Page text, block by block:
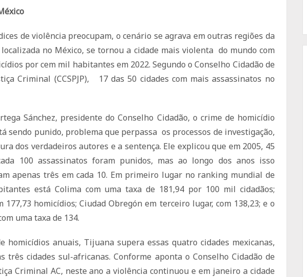
de violência preocupam, o cenário se agrava em outras regiões da
no México, se tornou a cidade mais violenta do mundo com
por cem mil habitantes em 2022. Segundo o Conselho Cidadão de
Criminal (CCSPJP), 17 das 50 cidades com mais assassinatos no
Sánchez, presidente do Conselho Cidadão, o crime de homicídio
sendo punido, problema que perpassa os processos de investigação,
dos verdadeiros autores e a sentença. Ele explicou que em 2005, 45
100 assassinatos foram punidos, mas ao longo dos anos isso
apenas três em cada 10. Em primeiro lugar no ranking mundial de
está Colima com uma taxa de 181,94 por 100 mil cidadãos;
177,73 homicídios; Ciudad Obregón em terceiro lugar, com 138,23; e o
uma taxa de 134.
homicídios anuais, Tijuana supera essas quatro cidades mexicanas,
três cidades sul-africanas. Conforme aponta o Conselho Cidadão de
Criminal AC, neste ano a violência continuou e em janeiro a cidade